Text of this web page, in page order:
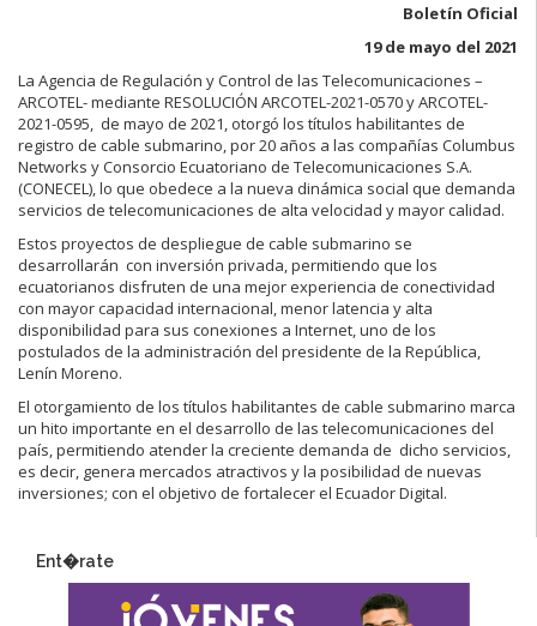
Boletín Oficial
19 de mayo del 2021
La Agencia de Regulación y Control de las Telecomunicaciones –
ARCOTEL- mediante RESOLUCIÓN ARCOTEL-2021-0570 y ARCOTEL-
2021-0595, de mayo de 2021, otorgó los títulos habilitantes de
registro de cable submarino, por 20 años a las compañías Columbus
Networks y Consorcio Ecuatoriano de Telecomunicaciones S.A.
(CONECEL), lo que obedece a la nueva dinámica social que demanda
servicios de telecomunicaciones de alta velocidad y mayor calidad.
Estos proyectos de despliegue de cable submarino se
desarrollarán con inversión privada, permitiendo que los
ecuatorianos disfruten de una mejor experiencia de conectividad
con mayor capacidad internacional, menor latencia y alta
disponibilidad para sus conexiones a Internet, uno de los
postulados de la administración del presidente de la República,
Lenín Moreno.
El otorgamiento de los títulos habilitantes de cable submarino marca
un hito importante en el desarrollo de las telecomunicaciones del
país, permitiendo atender la creciente demanda de dicho servicios,
es decir, genera mercados atractivos y la posibilidad de nuevas
inversiones; con el objetivo de fortalecer el Ecuador Digital.
Ent�rate